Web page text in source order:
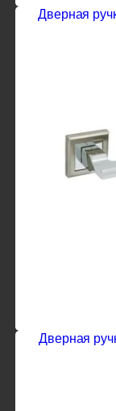
Дверная
Дверная